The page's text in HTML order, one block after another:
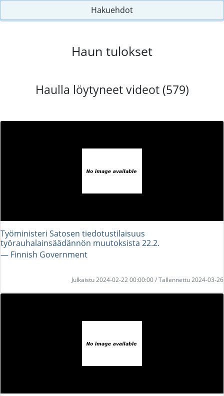
Hakuehdot
Haun tulokset
Haulla löytyneet videot (579)
Työministeri Satosen tiedotustilaisuus
työrauhalainsäädännön muutoksista 22.2.
― Finnish Government
Julkaistu 2024-02-22 00:00:00 / Tallennettu 2024-03-26